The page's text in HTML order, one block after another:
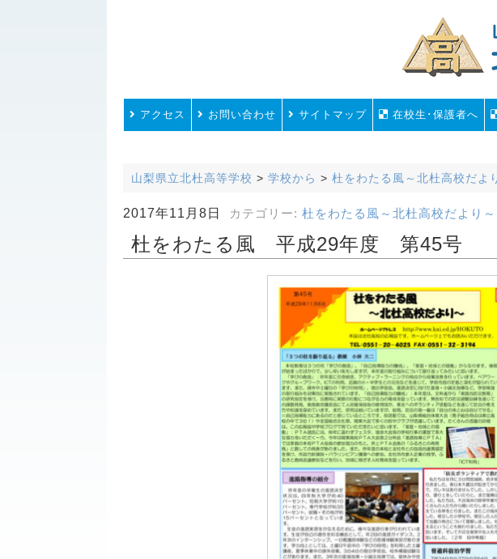
アクセス お問い合わせ サイトマップ 在校生･保護者へ
山梨県立北杜高等学校 > 学校から > 杜をわたる風～北杜高校だよ
2017年11月8日 カテゴリー: 杜をわたる風～北杜高校だより～
杜をわたる風 平成29年度 第45号